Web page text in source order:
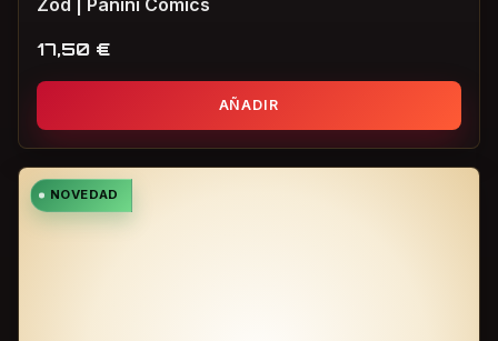
Zod | Panini Cómics
17,50 €
AÑADIR
NOVEDAD